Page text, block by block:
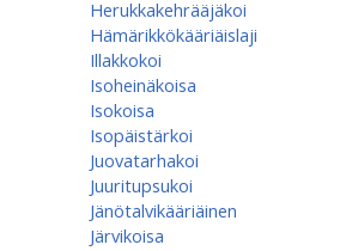
Herukkakehrääjäkoi
Hämärikkökääriäislaji
Illakkokoi
Isoheinäkoisa
Isokoisa
Isopäistärkoi
Juovatarhakoi
Juuritupsukoi
Jänötalvikääriäinen
Järvikoisa